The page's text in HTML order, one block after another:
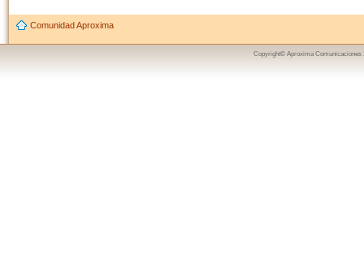
Comunidad Aproxima
Copyright© Aproxima Comunicaciones